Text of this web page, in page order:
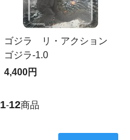
ゴジラ リ・アクション
ゴジラ-1.0
4,400円
1-12商品